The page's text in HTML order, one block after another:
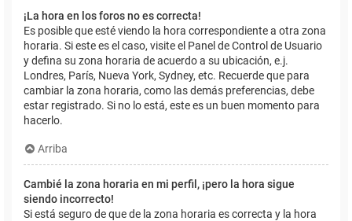
¡La hora en los foros no es correcta!
Es posible que esté viendo la hora correspondiente a otra zona
horaria. Si este es el caso, visite el Panel de Control de Usuario
y defina su zona horaria de acuerdo a su ubicación, e.j.
Londres, París, Nueva York, Sydney, etc. Recuerde que para
cambiar la zona horaria, como las demás preferencias, debe
estar registrado. Si no lo está, este es un buen momento para
hacerlo.
Arriba
Cambié la zona horaria en mi perfil, ¡pero la hora sigue
siendo incorrecto!
Si está seguro de que de la zona horaria es correcta y la hora